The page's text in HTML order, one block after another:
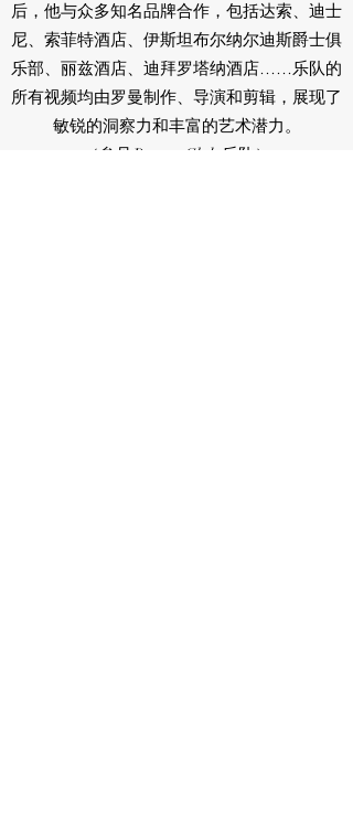
后，他与众多知名品牌合作，包括达索、迪士
尼、索菲特酒店、伊斯坦布尔纳尔迪斯爵士俱
乐部、丽兹酒店、迪拜罗塔纳酒店……乐队的
所有视频均由罗曼制作、导演和剪辑，展现了
敏锐的洞察力和丰富的艺术潜力。
（参见 Pepper Club 乐队 ）